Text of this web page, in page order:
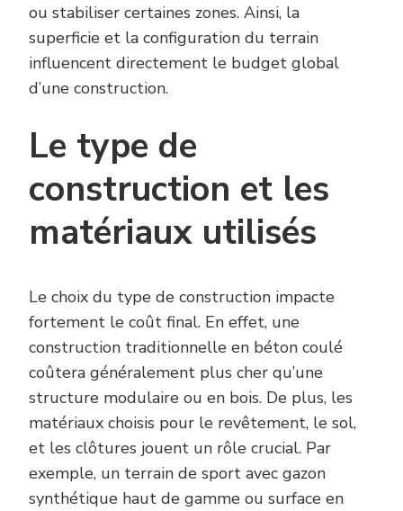
ou stabiliser certaines zones. Ainsi, la
superficie et la configuration du terrain
influencent directement le budget global
d’une construction.
Le type de
construction et les
matériaux utilisés
Le choix du type de construction impacte
fortement le coût final. En effet, une
construction traditionnelle en béton coulé
coûtera généralement plus cher qu’une
structure modulaire ou en bois. De plus, les
matériaux choisis pour le revêtement, le sol,
et les clôtures jouent un rôle crucial. Par
exemple, un terrain de sport avec gazon
synthétique haut de gamme ou surface en